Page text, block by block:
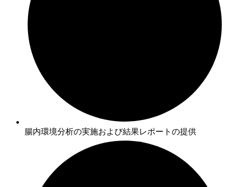
腸内環境分析の実施および結果レポートの提供